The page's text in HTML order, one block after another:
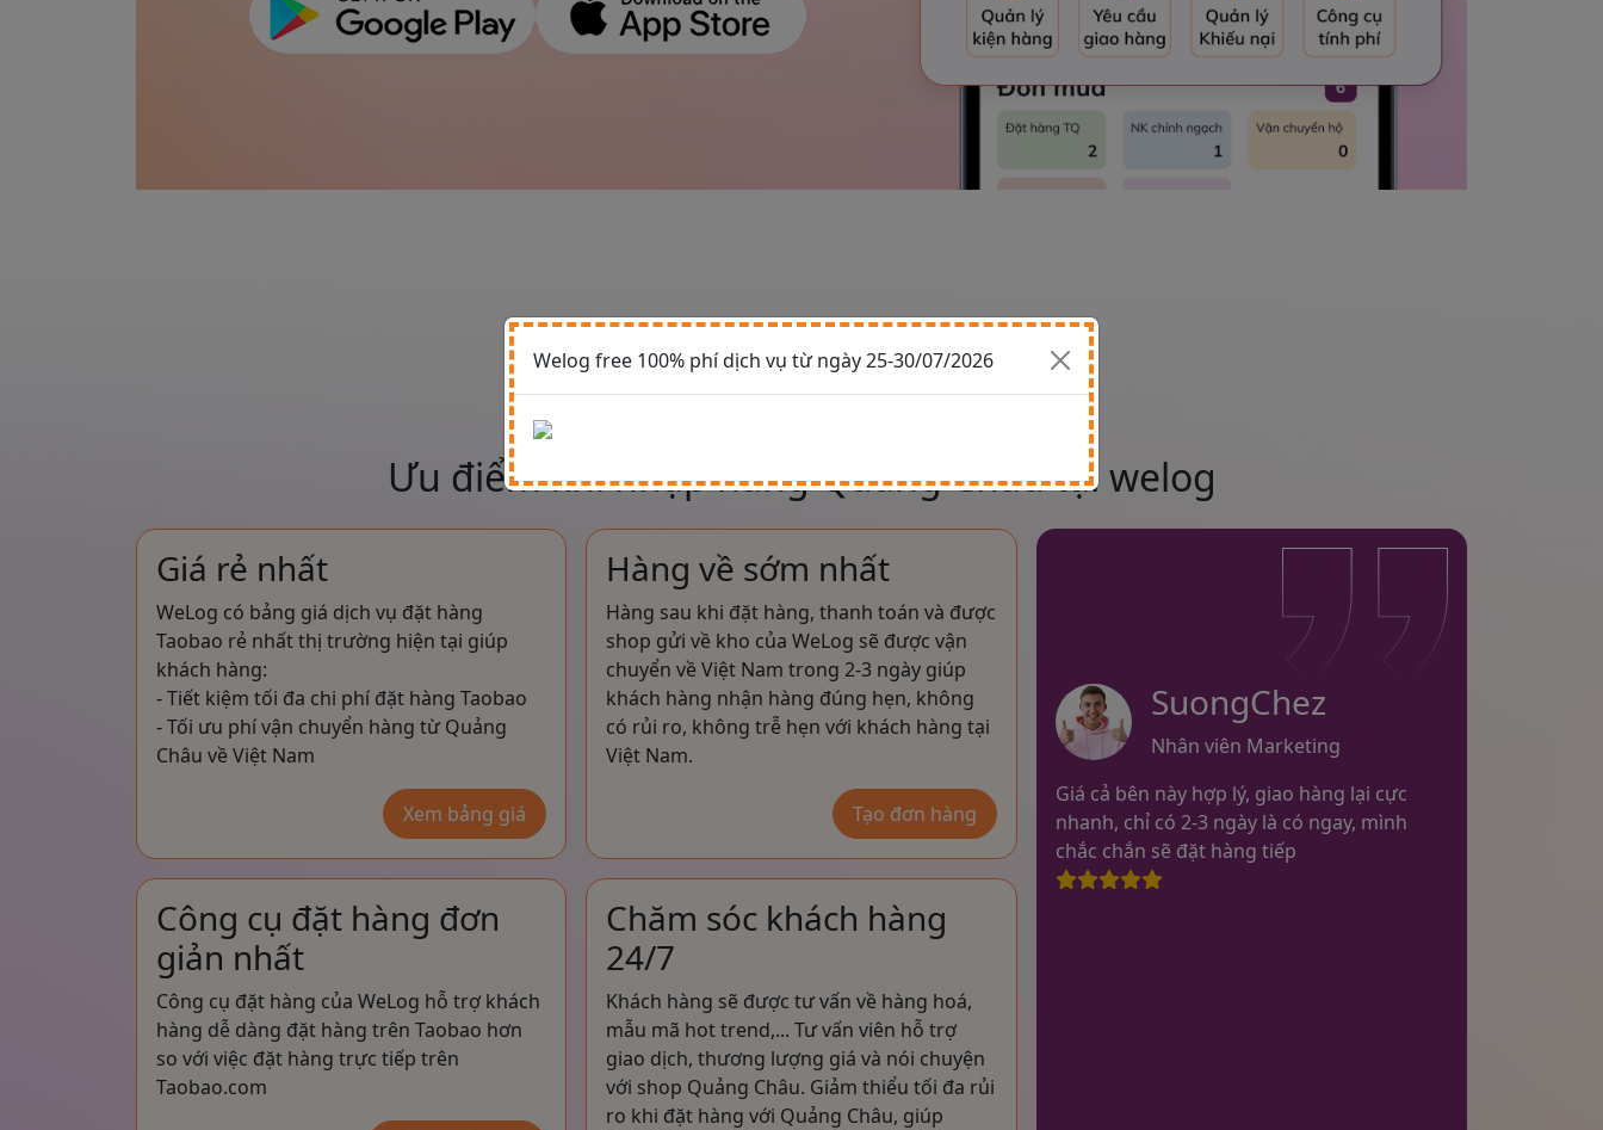
Ưu điểm khi nhập hàng Quảng Châu tại welog
Giá rẻ nhất
WeLog có bảng giá dịch vụ đặt hàng
Taobao rẻ nhất thị trường hiện tại giúp
khách hàng:
- Tiết kiệm tối đa chi phí đặt hàng Taobao
- Tối ưu phí vận chuyển hàng từ Quảng
Châu về Việt Nam
Xem bảng giá
Hàng về sớm nhất
Hàng sau khi đặt hàng, thanh toán và được
shop gửi về kho của WeLog sẽ được vận
chuyển về Việt Nam trong 2-3 ngày giúp
khách hàng nhận hàng đúng hẹn, không
có rủi ro, không trễ hẹn với khách hàng tại
Việt Nam.
Tạo đơn hàng
Công cụ đặt hàng đơn
giản nhất
Công cụ đặt hàng của WeLog hỗ trợ khách
hàng dễ dàng đặt hàng trên Taobao hơn
so với việc đặt hàng trực tiếp trên
Taobao.com
Chăm sóc khách hàng
24/7
Khách hàng sẽ được tư vấn về hàng hoá,
mẫu mã hot trend,... Tư vấn viên hỗ trợ
giao dịch, thương lượng giá và nói chuyện
với shop Quảng Châu. Giảm thiểu tối đa rủi
ro khi đặt hàng với Quảng Châu, giúp
SuongChez
Nhân viên Marketing
Giá cả bên này hợp lý, giao hàng lại cực
nhanh, chỉ có 2-3 ngày là có ngay, mình
chắc chắn sẽ đặt hàng tiếp
Welog free 100% phí dịch vụ từ ngày 25-30/07/2026